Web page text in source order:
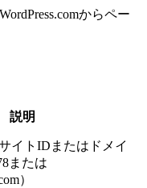
からペー
説明
イトIDまたはドメイ
または
）